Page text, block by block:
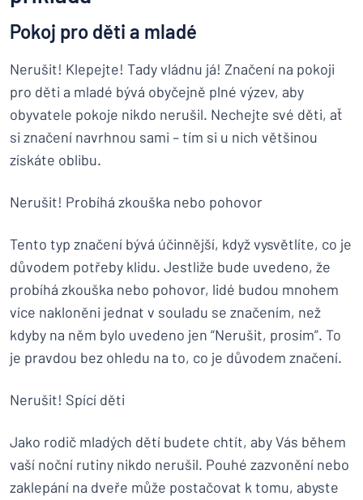
Pokoj pro děti a mladé
Nerušit! Klepejte! Tady vládnu já! Značení na pokoji
pro děti a mladé bývá obyčejně plné výzev, aby
obyvatele pokoje nikdo nerušil. Nechejte své děti, ať
si značení navrhnou sami – tím si u nich většinou
získáte oblibu.
Nerušit! Probíhá zkouška nebo pohovor
Tento typ značení bývá účinnější, když vysvětlíte, co je
důvodem potřeby klidu. Jestliže bude uvedeno, že
probíhá zkouška nebo pohovor, lidé budou mnohem
více nakloněni jednat v souladu se značením, než
kdyby na něm bylo uvedeno jen “Nerušit, prosím”. To
je pravdou bez ohledu na to, co je důvodem značení.
Nerušit! Spící děti
Jako rodič mladých dětí budete chtít, aby Vás během
vaší noční rutiny nikdo nerušil. Pouhé zazvonění nebo
zaklepání na dveře může postačovat k tomu, abyste